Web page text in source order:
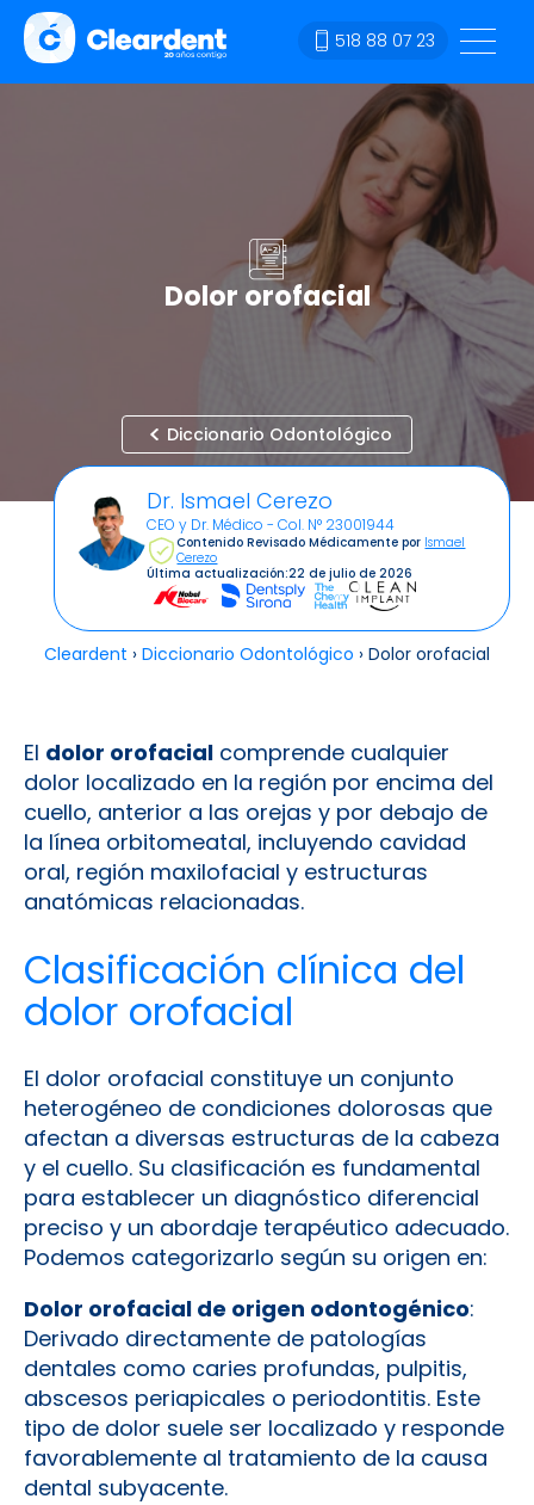
518 88 07 23
Dolor orofacial
Diccionario Odontológico
Dr. Ismael Cerezo
CEO y Dr. Médico - Col. N° 23001944
Contenido Revisado Médicamente por Ismael
Cerezo
Última actualización:22 de julio de 2026
Cleardent › Diccionario Odontológico › Dolor orofacial
El dolor orofacial comprende cualquier
dolor localizado en la región por encima del
cuello, anterior a las orejas y por debajo de
la línea orbitomeatal, incluyendo cavidad
oral, región maxilofacial y estructuras
anatómicas relacionadas.
Clasificación clínica del
dolor orofacial
El dolor orofacial constituye un conjunto
heterogéneo de condiciones dolorosas que
afectan a diversas estructuras de la cabeza
y el cuello. Su clasificación es fundamental
para establecer un diagnóstico diferencial
preciso y un abordaje terapéutico adecuado.
Podemos categorizarlo según su origen en:
Dolor orofacial de origen odontogénico:
Derivado directamente de patologías
dentales como caries profundas, pulpitis,
abscesos periapicales o periodontitis. Este
tipo de dolor suele ser localizado y responde
favorablemente al tratamiento de la causa
dental subyacente.